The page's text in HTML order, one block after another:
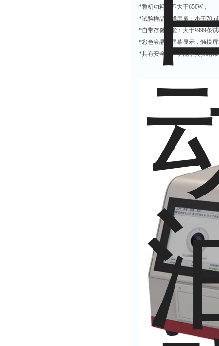
*整机功耗：不大于650W ；
*试验样品油样用量：小于
*自带存储功能：大于9999条
*彩色液晶大屏幕显示，触摸
*具有安全防护功能，实验结